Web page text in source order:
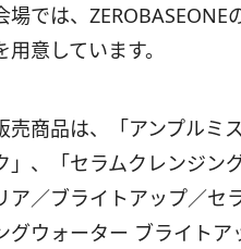
場では、
用意しています。
売商品は、「アンプルミ
」、「セラムクレンジン
ア／ブライトアップ／セ
グウォーター ブライト